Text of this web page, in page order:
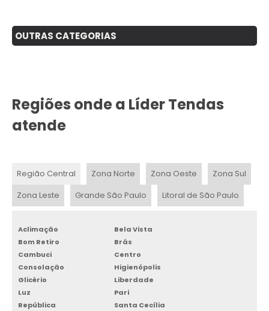
OUTRAS CATEGORIAS
Regiões onde a Líder Tendas
atende
Região Central Zona Norte Zona Oeste
Zona Sul
Zona Leste
Grande São Paulo Litoral de São Paulo
Aclimação
Bela Vista
Bom Retiro
Brás
Cambuci
Centro
Consolação
Higienópolis
Glicério
Liberdade
Luz
Pari
República
Santa Cecília